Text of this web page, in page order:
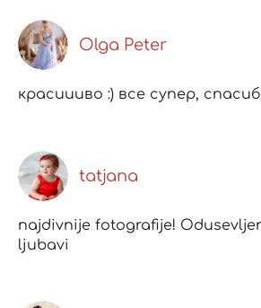
Olga Peter
красиииво :) все супер,
tatjana
najdivnije fotografije!
ljubavi